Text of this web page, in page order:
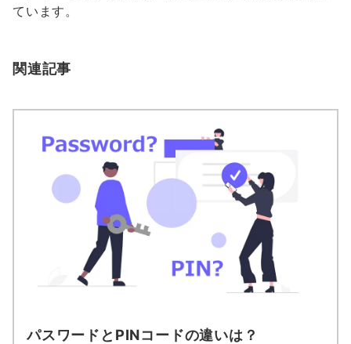
ています。
関連記事
パスワードとPINコードの違いは？